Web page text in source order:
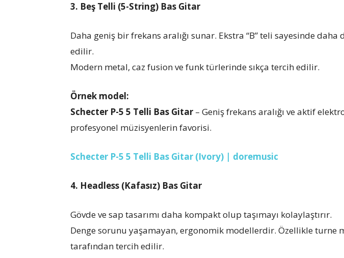
3. Beş Telli (5-String) Bas Gitar
Daha geniş bir frekans aralığı sunar. Ekstra “B” teli sayesinde
edilir.
Modern metal, caz fusion ve funk türlerinde sıkça tercih edilir.
Örnek model:
Schecter P-5 5 Telli Bas Gitar – Geniş frekans aralığı ve aktif
profesyonel müzisyenlerin favorisi.
Schecter P-5 5 Telli Bas Gitar (Ivory) | doremusic
4. Headless (Kafasız) Bas Gitar
Gövde ve sap tasarımı daha kompakt olup taşımayı kolaylaştırır.
Denge sorunu yaşamayan, ergonomik modellerdir. Özellikle turne
tarafından tercih edilir.